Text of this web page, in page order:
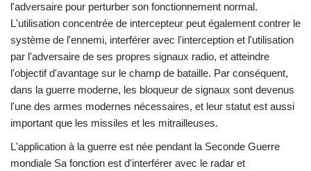
l'adversaire pour perturber son fonctionnement normal.
L'utilisation concentrée de intercepteur peut également contrer le
système de l'ennemi, interférer avec l'interception et l'utilisation
par l'adversaire de ses propres signaux radio, et atteindre
l'objectif d'avantage sur le champ de bataille. Par conséquent,
dans la guerre moderne, les bloqueur de signaux sont devenus
l'une des armes modernes nécessaires, et leur statut est aussi
important que les missiles et les mitrailleuses.
L'application à la guerre est née pendant la Seconde Guerre
mondiale Sa fonction est d'interférer avec le radar et